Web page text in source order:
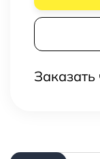
Заказать